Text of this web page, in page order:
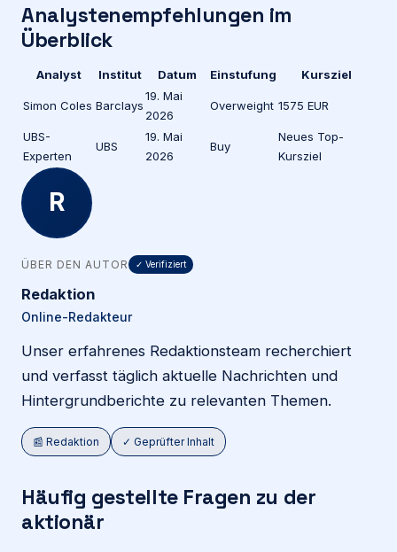
Analystenempfehlungen im
Überblick
Analyst Institut Datum Einstufung Kursziel
Simon Coles Barclays
19. Mai
2026
Overweight 1575 EUR
UBS-
Experten
UBS
19. Mai
2026
Buy
Neues Top-
Kursziel
R
ÜBER DEN AUTOR ✓ Verifiziert
Redaktion
Online-Redakteur
Unser erfahrenes Redaktionsteam recherchiert
und verfasst täglich aktuelle Nachrichten und
Hintergrundberichte zu relevanten Themen.
📰 Redaktion ✓ Geprüfter Inhalt
Häufig gestellte Fragen zu der
aktionär